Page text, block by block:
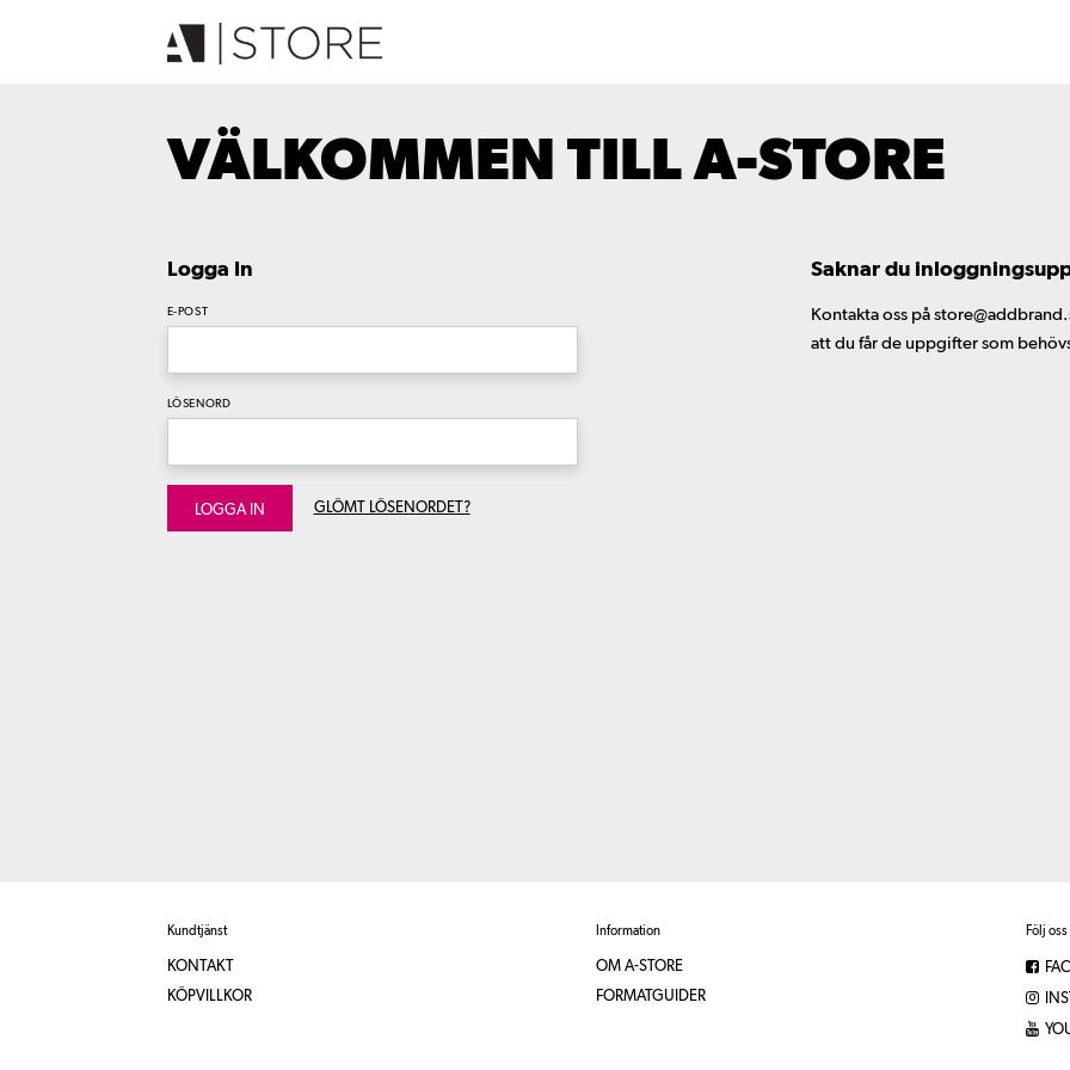
VÄLKOMMEN TILL A-STORE
Logga In
E-POST
LÖSENORD
LOGGA IN GLÖMT LÖSENORDET?
Saknar du
Kontakta oss på
att du får de uppgifter som
Kundtjänst
KONTAKT
KÖPVILLKOR
Information
OM A-STORE
FORMATGUIDER
Följ oss